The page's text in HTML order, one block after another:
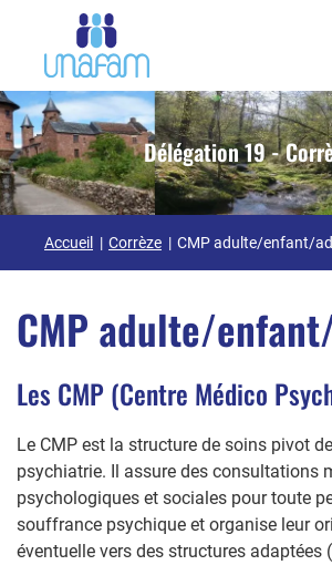
Délégation 19 -
Accueil Corrèze CMP adulte/enfant/
CMP adulte/
Les CMP (Centre Médico
Le CMP est la structure de soins pivot
psychiatrie. Il assure des consultations
psychologiques et sociales pour toute
souffrance psychique et organise leur
éventuelle vers des structures adaptées